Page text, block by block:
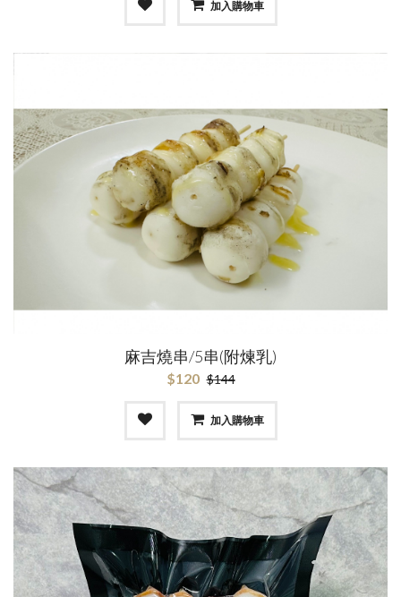
加入購物車
麻吉燒串/5串(附煉乳)
$120 $144
加入購物車